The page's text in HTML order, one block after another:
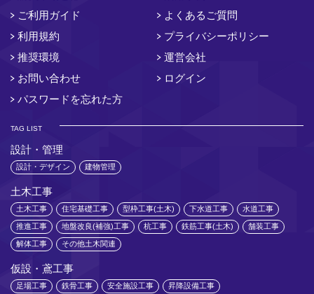
ご利用ガイド
よくあるご質問
利用規約
プライバシーポリシー
推奨環境
運営会社
お問い合わせ
ログイン
パスワードを忘れた方
TAG LIST
設計・管理
設計・デザイン 建物管理
土木工事
土木工事 住宅基礎工事 型枠工事(土木) 下水道工事 水道工事
推進工事 地盤改良(補強)工事 杭工事 鉄筋工事(土木) 舗装工事
解体工事 その他土木関連
仮設・鳶工事
足場工事 鉄骨工事 安全施設工事 昇降設備工事